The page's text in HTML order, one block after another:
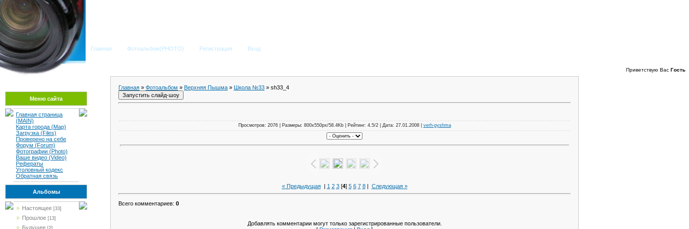
Главная Фотоальбом(PHOTO) Регистрация Вход
Приветствую Вас Гость
Меню сайта
Главная страница
(MAIN)
Карта города (Map)
Загрузка (Files)
Проверено на себе
Форум (Forum)
Фотографии (Photo)
Ваше видео (Video)
Рефераты
Уголовный кодекс
Обратная связь
Альбомы
Настоящее [33]
Прошлое [13]
Будущее [2]
Главная » Фотоальбом » Верхняя Пышма » Школа №33 » sh33_4
Просмотров: 2076 | Размеры: 800x550px/58.4Kb | Рейтинг: 4.5/2 | Дата: 27.01.2008 | verh-pyshma
« Предыдущая| 1 2 3[4] 5 6 7 8| Следующая »
Всего комментариев: 0
Добавлять комментарии могут только зарегистрированные пользователи.